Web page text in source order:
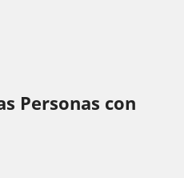
Personas con